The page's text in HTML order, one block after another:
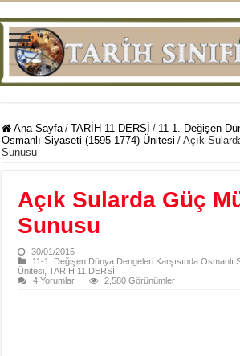
Ana Sayfa / TARİH 11 DERSİ / 11-1. Değişen
Osmanlı Siyaseti (1595-1774) Ünitesi / Açık
Sunusu
Açık Sularda Güç
Sunusu
30/01/2015
11-1. Değişen Dünya Dengeleri Karşısında Osmanlı
Ünitesi ,TARİH 11 DERSİ
4 Yorumlar
2,580 Görünümler